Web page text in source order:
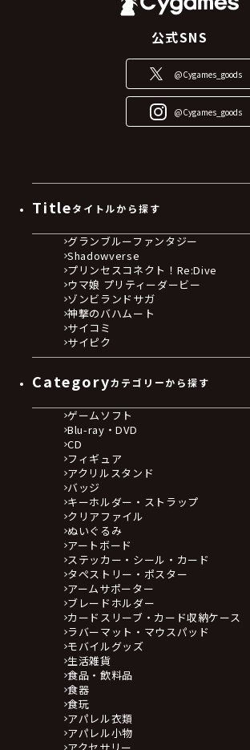
公式SNS
@Cygames_goods
@Cygames_goods
Titleタイトルから探す
グランブルーファンタジー
Shadowverse
プリンセスコネクト！Re:Dive
ウマ娘 プリティーダービー
ゾンビランドサガ
神撃のバハムート
サイコミ
サイピク
Categoryカテゴリーから探す
ゲームソフト
Blu-ray・DVD
CD
フィギュア
アクリルスタンド
バッジ
キーホルダー・ストラップ
クリアファイル
ぬいぐるみ
アートボード
ステッカー・シール・カード
タペストリー・ポスター
アームサポーター
ブレードホルダー
カードスリーブ・カード収納ケース
ラバーマット・マウスパッド
モバイルグッズ
生活雑貨
食品・飲料品
食器
食玩
アパレル衣類
アパレル小物